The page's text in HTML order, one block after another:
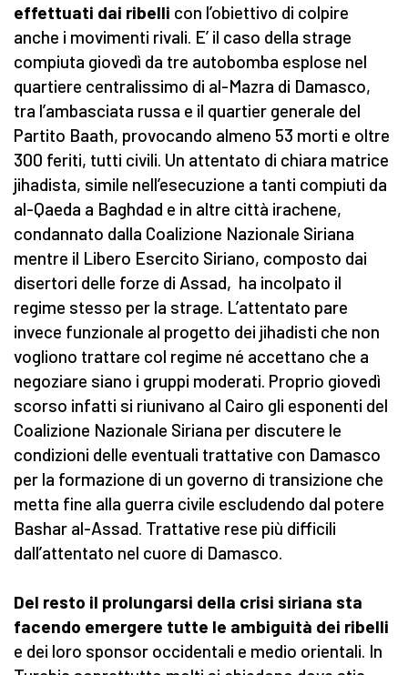
effettuati dai ribelli con l’obiettivo di colpire
anche i movimenti rivali. E’ il caso della strage
compiuta giovedì da tre autobomba esplose nel
quartiere centralissimo di al-Mazra di Damasco,
tra l’ambasciata russa e il quartier generale del
Partito Baath, provocando almeno 53 morti e oltre
300 feriti, tutti civili. Un attentato di chiara matrice
jihadista, simile nell’esecuzione a tanti compiuti da
al-Qaeda a Baghdad e in altre città irachene,
condannato dalla Coalizione Nazionale Siriana
mentre il Libero Esercito Siriano, composto dai
disertori delle forze di Assad, ha incolpato il
regime stesso per la strage. L’attentato pare
invece funzionale al progetto dei jihadisti che non
vogliono trattare col regime né accettano che a
negoziare siano i gruppi moderati. Proprio giovedì
scorso infatti si riunivano al Cairo gli esponenti del
Coalizione Nazionale Siriana per discutere le
condizioni delle eventuali trattative con Damasco
per la formazione di un governo di transizione che
metta fine alla guerra civile escludendo dal potere
Bashar al-Assad. Trattative rese più difficili
dall’attentato nel cuore di Damasco.
Del resto il prolungarsi della crisi siriana sta
facendo emergere tutte le ambiguità dei ribelli
e dei loro sponsor occidentali e medio orientali. In